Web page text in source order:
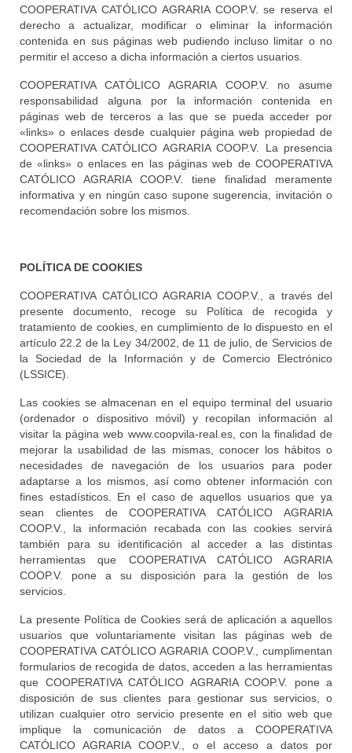
COOPERATIVA CATÓLICO AGRARIA COOP.V. se reserva el
derecho a actualizar, modificar o eliminar la información
contenida en sus páginas web pudiendo incluso limitar o no
permitir el acceso a dicha información a ciertos usuarios.
COOPERATIVA CATÓLICO AGRARIA COOP.V. no asume
responsabilidad alguna por la información contenida en
páginas web de terceros a las que se pueda acceder por
«links» o enlaces desde cualquier página web propiedad de
COOPERATIVA CATÓLICO AGRARIA COOP.V. La presencia
de «links» o enlaces en las páginas web de COOPERATIVA
CATÓLICO AGRARIA COOP.V. tiene finalidad meramente
informativa y en ningún caso supone sugerencia, invitación o
recomendación sobre los mismos.
POLÍTICA DE COOKIES
COOPERATIVA CATÓLICO AGRARIA COOP.V., a través del
presente documento, recoge su Política de recogida y
tratamiento de cookies, en cumplimiento de lo dispuesto en el
artículo 22.2 de la Ley 34/2002, de 11 de julio, de Servicios de
la Sociedad de la Información y de Comercio Electrónico
(LSSICE).
Las cookies se almacenan en el equipo terminal del usuario
(ordenador o dispositivo móvil) y recopilan información al
visitar la página web www.coopvila-real.es, con la finalidad de
mejorar la usabilidad de las mismas, conocer los hábitos o
necesidades de navegación de los usuarios para poder
adaptarse a los mismos, así como obtener información con
fines estadísticos. En el caso de aquellos usuarios que ya
sean clientes de COOPERATIVA CATÓLICO AGRARIA
COOP.V., la información recabada con las cookies servirá
también para su identificación al acceder a las distintas
herramientas que COOPERATIVA CATÓLICO AGRARIA
COOP.V. pone a su disposición para la gestión de los
servicios.
La presente Política de Cookies será de aplicación a aquellos
usuarios que voluntariamente visitan las páginas web de
COOPERATIVA CATÓLICO AGRARIA COOP.V., cumplimentan
formularios de recogida de datos, acceden a las herramientas
que COOPERATIVA CATÓLICO AGRARIA COOP.V. pone a
disposición de sus clientes para gestionar sus servicios, o
utilizan cualquier otro servicio presente en el sitio web que
implique la comunicación de datos a COOPERATIVA
CATÓLICO AGRARIA COOP.V., o el acceso a datos por